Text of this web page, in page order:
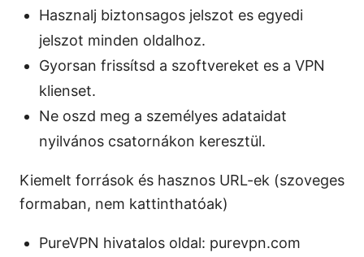
Hasznalj biztonsagos jelszot es egyedi
jelszot minden oldalhoz.
Gyorsan frissítsd a szoftvereket es a VPN
klienset.
Ne oszd meg a személyes adataidat
nyilvános csatornákon keresztül.
Kiemelt források és hasznos URL-ek (szoveges
formaban, nem kattinthatóak)
PureVPN hivatalos oldal: purevpn.com